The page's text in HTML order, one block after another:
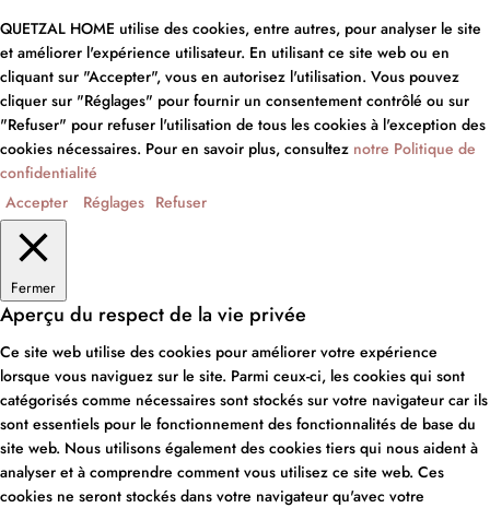
QUETZAL HOME utilise des cookies, entre autres, pour analyser le site
et améliorer l'expérience utilisateur. En utilisant ce site web ou en
cliquant sur "Accepter", vous en autorisez l'utilisation. Vous pouvez
cliquer sur "Réglages" pour fournir un consentement contrôlé ou sur
"Refuser" pour refuser l'utilisation de tous les cookies à l'exception des
cookies nécessaires. Pour en savoir plus, consultez notre Politique de
confidentialité
Accepter
Réglages Refuser
Fermer
Aperçu du respect de la vie privée
Ce site web utilise des cookies pour améliorer votre expérience
lorsque vous naviguez sur le site. Parmi ceux-ci, les cookies qui sont
catégorisés comme nécessaires sont stockés sur votre navigateur car ils
sont essentiels pour le fonctionnement des fonctionnalités de base du
site web. Nous utilisons également des cookies tiers qui nous aident à
analyser et à comprendre comment vous utilisez ce site web. Ces
cookies ne seront stockés dans votre navigateur qu'avec votre